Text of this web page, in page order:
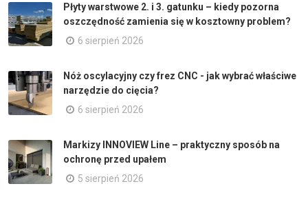
Płyty warstwowe 2. i 3. gatunku – kiedy pozorna
oszczędność zamienia się w kosztowny problem?
6 sierpień 2026
Nóż oscylacyjny czy frez CNC - jak wybrać właściwe
narzędzie do cięcia?
6 sierpień 2026
Markizy INNOVIEW Line – praktyczny sposób na
ochronę przed upałem
5 sierpień 2026